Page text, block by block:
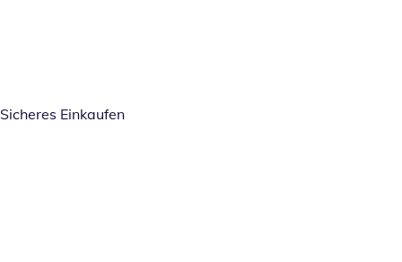
Sicheres Einkaufen